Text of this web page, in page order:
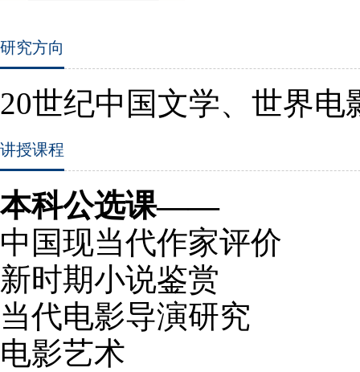
研究方向
20世纪中国文学、世界电
讲授课程
本科公选课——
中国现当代作家评价
新时期小说鉴赏
当代电影导演研究
电影艺术